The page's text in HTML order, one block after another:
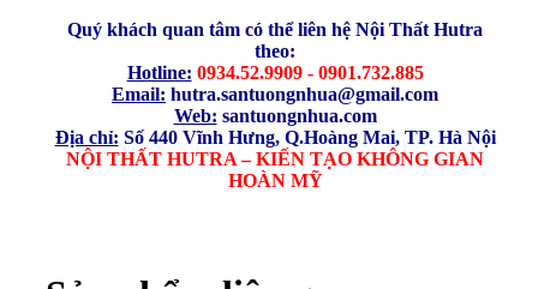
Quý khách quan tâm có thể liên hệ Nội Thất Hutra
theo:
Hotline: 0934.52.9909 - 0901.732.885
Email: hutra.santuongnhua@gmail.com
Web: santuongnhua.com
Địa chỉ: Số 440 Vĩnh Hưng, Q.Hoàng Mai, TP. Hà Nội
NỘI THẤT HUTRA – KIẾN TẠO KHÔNG GIAN
HOÀN MỸ